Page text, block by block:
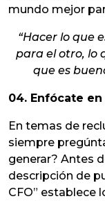
mundo mejor
“Hacer lo que
para el otro, lo
que es
04. Enfócate
En temas de
siempre
generar? Antes
descripción de
CFO” establece